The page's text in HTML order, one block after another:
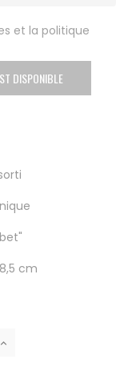
et la politique
DISPONIBLE
cm